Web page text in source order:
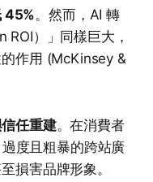
45%。然而，AI 轉
ROI）」同樣巨大，
作用 (McKinsey &
任重建。在消費者
度且粗暴的跨站廣
損害品牌形象。